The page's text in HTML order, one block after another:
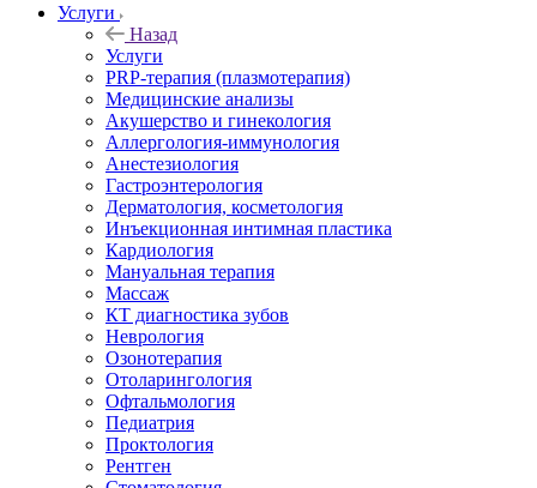
Услуги
Назад
Услуги
PRP-терапия (плазмотерапия)
Медицинские анализы
Акушерство и гинекология
Аллергология-иммунология
Анестезиология
Гастроэнтерология
Дерматология, косметология
Инъекционная интимная пластика
Кардиология
Мануальная терапия
Массаж
КТ диагностика зубов
Неврология
Озонотерапия
Отоларингология
Офтальмология
Педиатрия
Проктология
Рентген